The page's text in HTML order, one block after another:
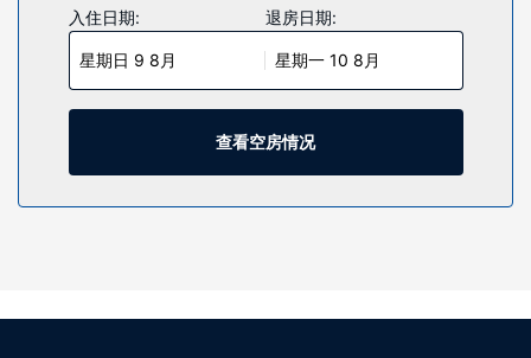
物业设施
不要错过热水浴缸和自行车租赁等众多度假设施。此民宿的其
他特色包括免费 WiFi、旅游/票务服务和烧烤炉。
餐厅
在托菲诺崔克酒店，您可以去餐厅享用美餐。包含免费的欧式
早餐。
入住日期:
星期日 9 8月
退房日期:
星期一 10 8月
查看空房情况